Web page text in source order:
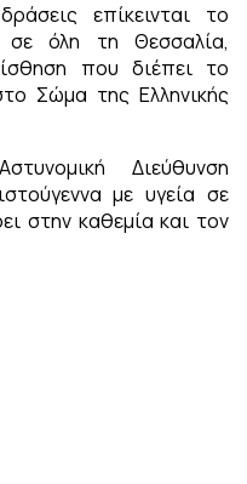
επίκεινται το
σε όλη τη Θεσσαλία,
που διέπει το
Σώμα της Ελληνικής
Διεύθυνση
με υγεία σε
στην καθεμία και τον